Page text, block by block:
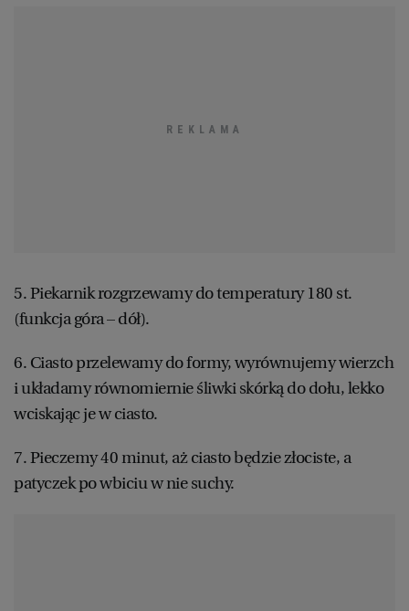
5. Piekarnik rozgrzewamy do temperatury 180 st.
(funkcja góra – dół).
6. Ciasto przelewamy do formy, wyrównujemy wierzch
i układamy równomiernie śliwki skórką do dołu, lekko
wciskając je w ciasto.
7. Pieczemy 40 minut, aż ciasto będzie złociste, a
patyczek po wbiciu w nie suchy.